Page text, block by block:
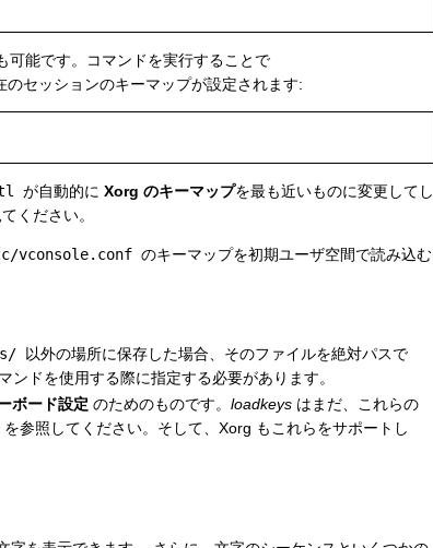
能です。コマンドを実行することで
のセッションのキーマップが設定されます:
が自動的に Xorg のキーマップを最も近いものに変更してし
ください。
vconsole.conf のキーマップを初期ユーザ空間で読み込む
以外の場所に保存した場合、そのファイルを絶対パスで
ンドを使用する際に指定する必要があります。
ボード設定 のためのものです。loadkeys はまだ、これらの
を参照してください。そして、Xorg もこれらをサポートし